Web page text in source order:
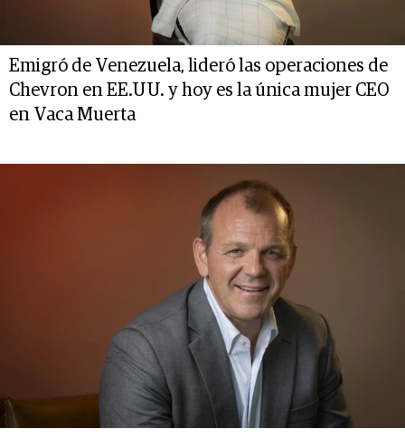
Emigró de Venezuela, lideró las operaciones de
Chevron en EE.UU. y hoy es la única mujer CEO
en Vaca Muerta